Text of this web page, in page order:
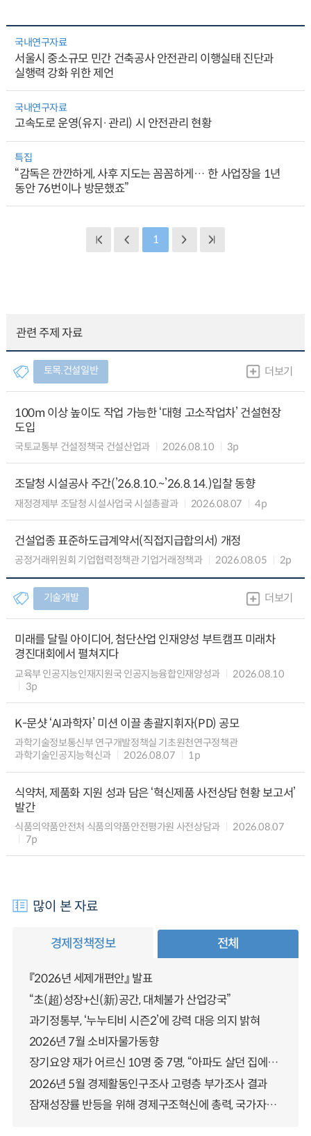
국내연구자료
서울시 중소규모 민간 건축공사 안전관리 이행실태 진단과
실행력 강화 위한 제언
국내연구자료
고속도로 운영(유지·관리) 시 안전관리 현황
특집
“감독은 깐깐하게, 사후 지도는 꼼꼼하게… 한 사업장을 1년
동안 76번이나 방문했죠”
1
관련 주제 자료
토목.건설일반 더보기
100m 이상 높이도 작업 가능한 ‘대형 고소작업차’ 건설현장
도입
국토교통부 건설정책국 건설산업과 2026.08.10 3p
조달청 시설공사 주간(’26.8.10.~’26.8.14.)입찰 동향
재정경제부 조달청 시설사업국 시설총괄과 2026.08.07 4p
건설업종 표준하도급계약서(직접지급합의서) 개정
공정거래위원회 기업협력정책관 기업거래정책과 2026.08.05 2p
기술개발 더보기
미래를 달릴 아이디어, 첨단산업 인재양성 부트캠프 미래차
경진대회에서 펼쳐지다
교육부 인공지능인재지원국 인공지능융합인재양성과
2026.08.10
3p
K-문샷 ‘AI과학자’ 미션 이끌 총괄지휘자(PD) 공모
과학기술정보통신부 연구개발정책실 기초원천연구정책관
과학기술인공지능혁신과
2026.08.07 1p
식약처, 제품화 지원 성과 담은 ‘혁신제품 사전상담 현황 보고서’
발간
식품의약품안전처 식품의약품안전평가원 사전상담과
2026.08.07
7p
많이 본 자료
경제정책정보 전체
『2026년 세제개편안』 발표
“초(超)성장+신(新)공간, 대체불가 산업강국”
과기정통부, ‘누누티비 시즌2’에 강력 대응 의지 밝혀
2026년 7월 소비자물가동향
장기요양 재가 어르신 10명 중 7명, “아파도 살던 집에서 살겠다” 「2025년 장기요양실태조사」 결과 발표
2026년 5월 경제활동인구조사 고령층 부가조사 결과
잠재성장률 반등을 위해 경제구조혁신에 총력, 국가자산 관리체계 대전환